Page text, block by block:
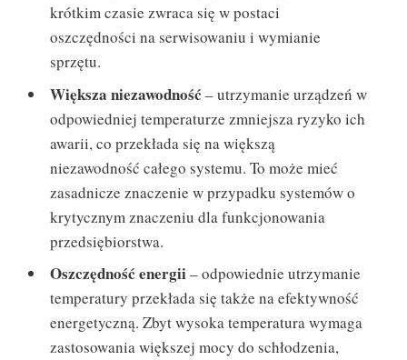
krótkim czasie zwraca się w postaci
oszczędności na serwisowaniu i wymianie
sprzętu.
Większa niezawodność – utrzymanie urządzeń w
odpowiedniej temperaturze zmniejsza ryzyko ich
awarii, co przekłada się na większą
niezawodność całego systemu. To może mieć
zasadnicze znaczenie w przypadku systemów o
krytycznym znaczeniu dla funkcjonowania
przedsiębiorstwa.
Oszczędność energii– odpowiednie utrzymanie
temperatury przekłada się także na efektywność
energetyczną. Zbyt wysoka temperatura wymaga
zastosowania większej mocy do schłodzenia,